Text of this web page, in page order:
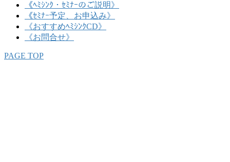
《ﾍﾐｼﾝｸ・ｾﾐﾅｰのご説明》
《ｾﾐﾅｰ予定、お申込み》
《おすすめﾍﾐｼﾝｸCD》
《お問合せ》
PAGE TOP